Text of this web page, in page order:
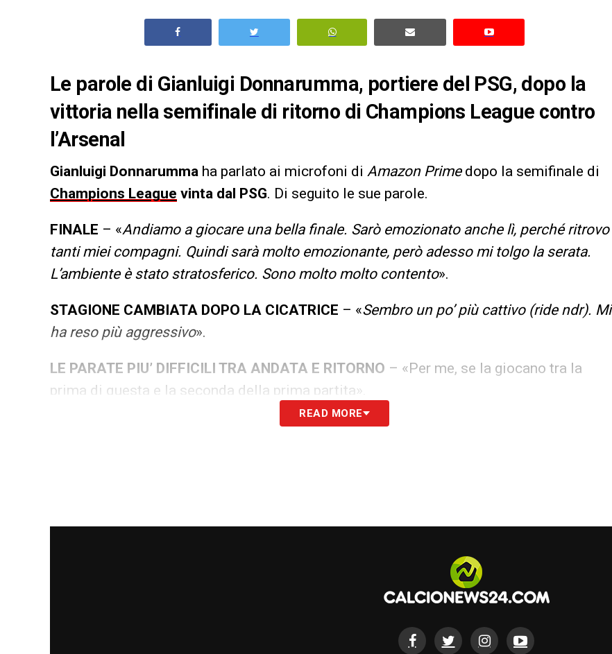
Le parole di Gianluigi Donnarumma, portiere del PSG, dopo la
vittoria nella semifinale di ritorno di Champions League contro
l’Arsenal
Gianluigi Donnarumma ha parlato ai microfoni di Amazon Primedopo la semifinale di
Champions League vinta dal PSG. Di seguito le sue parole.
FINALE – «Andiamo a giocare una bella finale. Sarò emozionato anche lì, perché ritrovo
tanti miei compagni. Quindi sarà molto emozionante, però adesso mi tolgo la serata.
L’ambiente è stato stratosferico. Sono molto molto contento».
STAGIONE CAMBIATA DOPO LA CICATRICE – «Sembro un po’ più cattivo (ride ndr). Mi
ha reso più aggressivo».
LE PARATE PIU’ DIFFICILI TRA ANDATA E RITORNO – «Per me, se la giocano tra la
prima di questa e la seconda della prima partita».
Eh, mamma mia. Ci sto già pensando, perché sarà
città. È stato un po’ complicato, però diciamo che adesso sto bene. Mi vogliono tutti
– «C’è una bella sfida con Sommer. Ah, sì, ho visto la partita. È
parate hai fatto? Ho fatto più parate di me. Però ho subito pure più tiri. Ho visto la partita
READ MORE